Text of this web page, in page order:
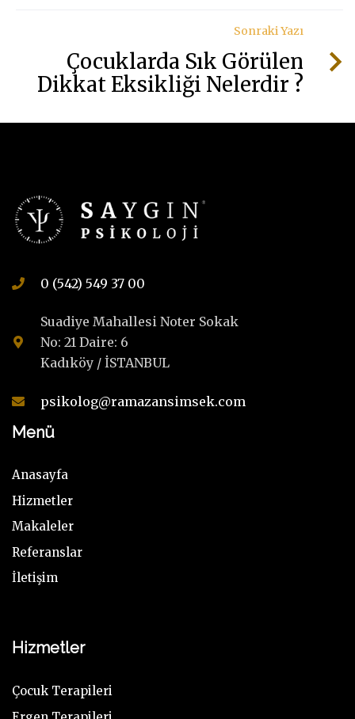
Sonraki Yazı
Çocuklarda Sık Görülen
Dikkat Eksikliği Nelerdir ?
0 (542) 549 37 00
Suadiye Mahallesi Noter Sokak
No: 21 Daire: 6
Kadıköy / İSTANBUL
psikolog@ramazansimsek.com
Menü
Anasayfa
Hizmetler
Makaleler
Referanslar
İletişim
Hizmetler
Çocuk Terapileri